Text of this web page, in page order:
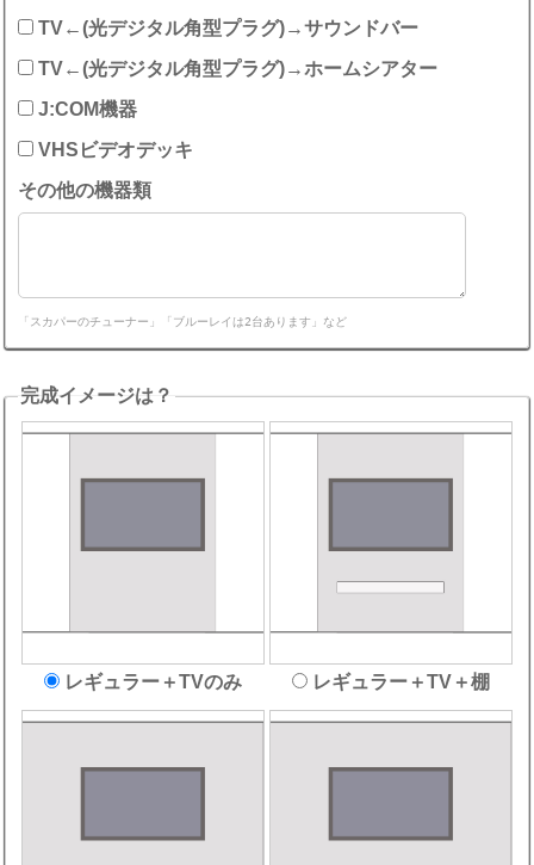
TV←(光デジタル角型プラグ)→サウンドバー
TV←(光デジタル角型プラグ)→ホームシアター
J:COM機器
VHSビデオデッキ
その他の機器類
「スカパーのチューナー」「ブルーレイは2台あります」など
完成イメージは？
レギュラー＋TVのみ レギュラー＋TV＋棚